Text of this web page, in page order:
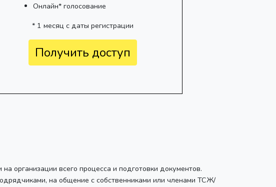
Онлайн* голосование
* 1 месяц с даты регистрации
Получить доступ
организации всего процесса и подготовки документов.
на общение с собственниками или членами ТСЖ/